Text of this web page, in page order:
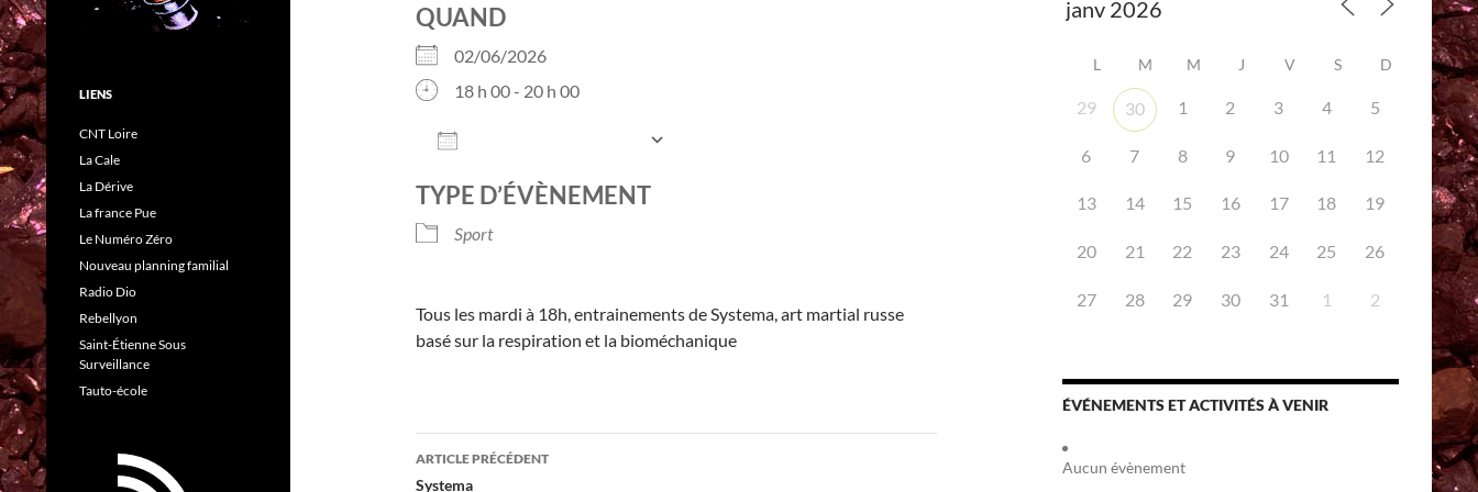
QUAND
02/06/2026
18 h 00 - 20 h 00
Office 365
TYPE D’ÉVÈNEMENT
Sport
Tous les mardi à 18h, entrainements de Systema, art martial russe
basé sur la respiration et la bioméchanique
Navigation
ARTICLE PRÉCÉDENT
Systema
L M M J V S D
29 30 1 2 3 4 5
6 7 8 9 10 11 12
13 14 15 16 17 18 19
20 21 22 23 24 25 26
27 28 29 30 31 1 2
ÉVÉNEMENTS ET ACTIVITÉS À VENIR
Aucun évènement
LIENS
CNT Loire
La Cale
La Dérive
La france Pue
Le Numéro Zéro
Nouveau planning familial
Radio Dio
Rebellyon
Saint-Étienne Sous
Surveillance
Tauto-école